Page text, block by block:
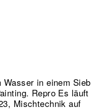
Wasser in einem Sieb
Repro Es läuft
Mischtechnik auf